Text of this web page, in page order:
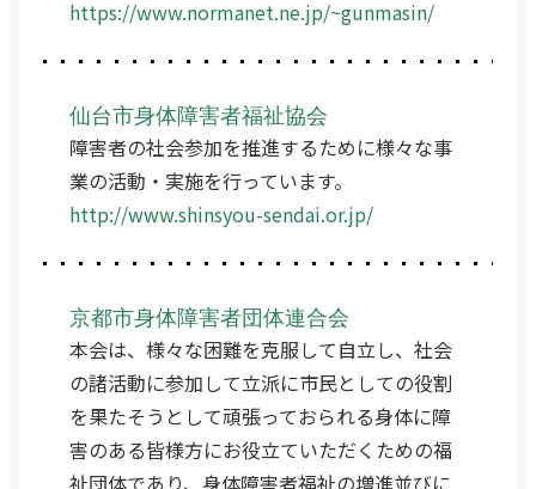
https://www.normanet.ne.jp/~gunmasin/
仙台市身体障害者福祉協会
障害者の社会参加を推進するために様々な事
業の活動・実施を行っています。
http://www.shinsyou-sendai.or.jp/
京都市身体障害者団体連合会
本会は、様々な困難を克服して自立し、社会
の諸活動に参加して立派に市民としての役割
を果たそうとして頑張っておられる身体に障
害のある皆様方にお役立ていただくための福
祉団体であり、身体障害者福祉の増進並びに